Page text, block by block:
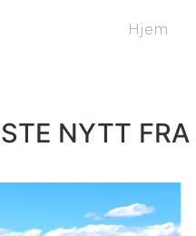
Hjem
NYTT